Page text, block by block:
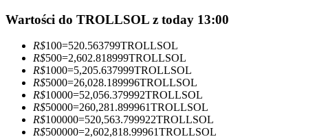
Dołącz do najlepszych traderów
Wartości do TROLLSOL z today 13:00
R$100=520.563799TROLLSOL
R$500=2,602.818999TROLLSOL
R$1000=5,205.637999TROLLSOL
R$5000=26,028.189996TROLLSOL
R$10000=52,056.379992TROLLSOL
R$50000=260,281.899961TROLLSOL
R$100000=520,563.799922TROLLSOL
R$500000=2,602,818.99961TROLLSOL